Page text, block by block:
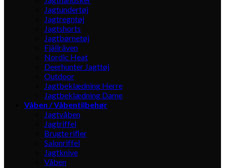
Jagtundertøj
Jagtregntøj
Jagtshorts
Jagtbørnetøj
Fjällräven
Nordic Heat
Deerhunter Jagttøj
Outdoor
Jagtbeklædning Herre
Jagtbeklædning Dame
Våben / Våbentilbehør
Jagtvåben
Jagtriffel
Brugte rifler
Salonriffel
Jagtknive
Våben